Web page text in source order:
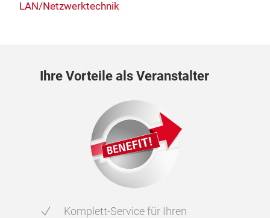
LAN/Netzwerktechnik
Ihre Vorteile als Veranstalter
Komplett-Service für Ihren